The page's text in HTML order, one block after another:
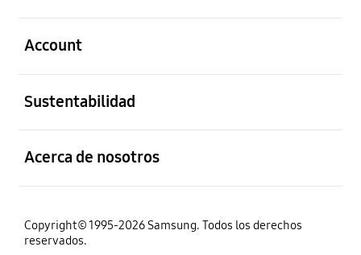
Account
Sustentabilidad
Acerca de nosotros
Copyright© 1995-2026 Samsung. Todos los derechos
reservados.